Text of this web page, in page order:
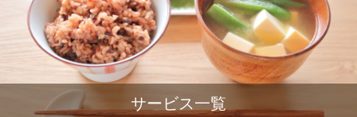
サービス一覧